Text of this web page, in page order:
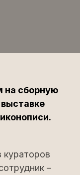
на сборную
кураторов
–